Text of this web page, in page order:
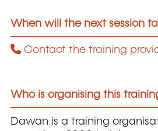
When will the next session
Contact the training
Who is organising this
Dawan is a training